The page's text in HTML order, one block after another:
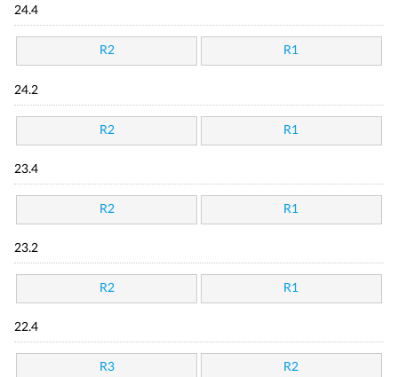
24.4
R2 R1
24.2
R2 R1
23.4
R2 R1
23.2
R2 R1
22.4
R3 R2